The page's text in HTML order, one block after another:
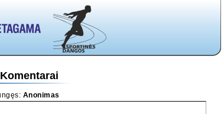
Komentarai